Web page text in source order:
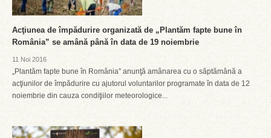
Acţiunea de împădurire organizată de „Plantăm fapte bune în
România” se amână până în data de 19 noiembrie
11 Noi 2016
„Plantăm fapte bune în România” anunţă amânarea cu o săptămână a
acţiunilor de împădurire cu ajutorul voluntarilor programate în data de 12
noiembrie din cauza condiţiilor meteorologice...